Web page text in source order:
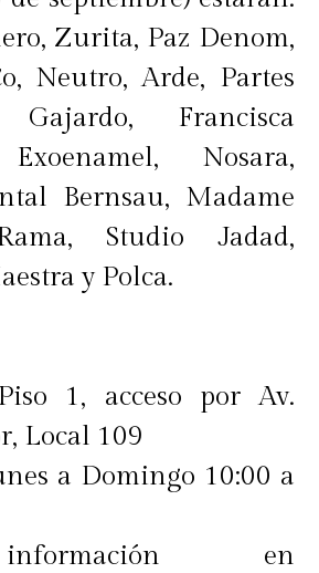
Zurita, Paz Denom,
Neutro, Arde, Partes
Francisca
Nosara,
Bernsau, Madame
Studio Jadad,
y Polca.
1, acceso por Av.
Local 109
a Domingo 10:00 a
en